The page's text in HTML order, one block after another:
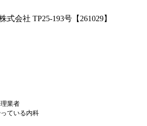
会社 TP25-193号【261029】
業者
ている内科